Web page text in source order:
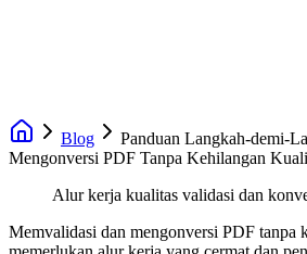
Blog
Panduan Langkah-demi-
Mengonversi PDF Tanpa Kehilangan
Alur kerja kualitas validasi dan
Memvalidasi dan mengonversi PDF tanpa